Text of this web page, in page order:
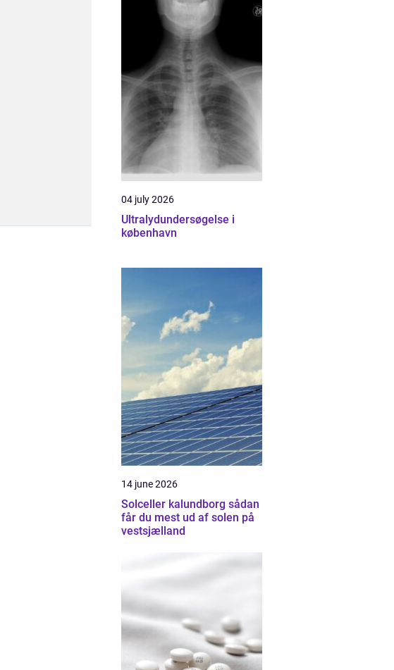
04 july 2026
Ultralydundersøgelse i
københavn
14 june 2026
Solceller kalundborg sådan
får du mest ud af solen på
vestsjælland